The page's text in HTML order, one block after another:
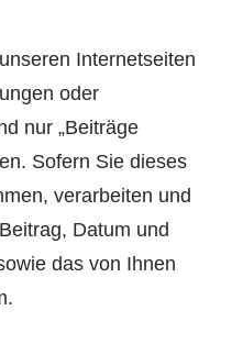
Internetseiten
oder
nur „Beiträge
Sofern Sie dieses
verarbeiten und
Datum und
das von Ihnen